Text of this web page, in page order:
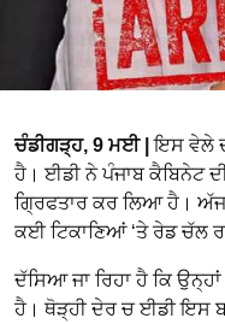
ਚੰਡੀਗੜ੍ਹ, 9 ਮਈ | ਇਸ ਵੇਲੇ
ਹੈ। ਈਡੀ ਨੇ ਪੰਜਾਬ ਕੈਬਿਨੇਟ
ਗ੍ਰਿਫਤਾਰ ਕਰ ਲਿਆ ਹੈ।
ਕਈ ਟਿਕਾਣਿਆਂ ‘ਤੇ ਰੇਡ ਚੱਲ
ਦੱਸਿਆ ਜਾ ਰਿਹਾ ਹੈ ਕਿ
ਹੈ। ਥੋੜ੍ਹੀ ਦੇਰ ਚ ਈਡੀ ਇਸ